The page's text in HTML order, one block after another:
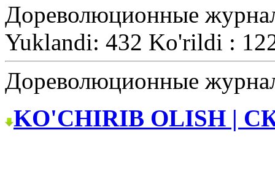
Дореволюционные
Yuklandi: 432 Ko'rildi :
Дореволюционные
KO'CHIRIB OLISH |